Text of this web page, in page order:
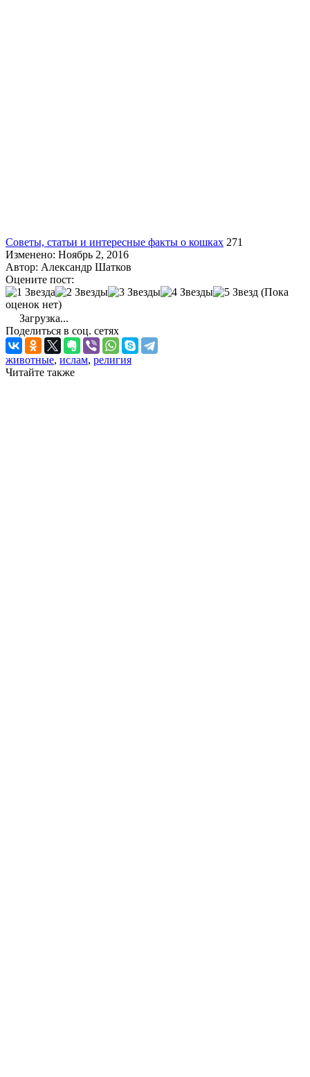
Советы, статьи и интересные факты о кошках 271
Изменено: Ноябрь 2, 2016
Автор: Александр Шатков
Оцените пост:
(Пока
оценок нет)
Загрузка...
Поделиться в соц. сетях
животные, ислам, религия
Читайте также